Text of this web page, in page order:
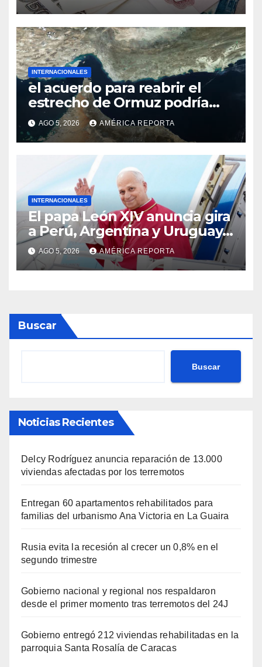
INTERNACIONALES
el acuerdo para reabrir el
estrecho de Ormuz podría
concretarse esta semana
AGO 5, 2026 AMÉRICA REPORTA
INTERNACIONALES
El papa León XIV anuncia gira
a Perú, Argentina y Uruguay
en noviembre
AGO 5, 2026 AMÉRICA REPORTA
Buscar
Buscar
Noticias Recientes
Delcy Rodríguez anuncia reparación de 13.000
viviendas afectadas por los terremotos
Entregan 60 apartamentos rehabilitados para
familias del urbanismo Ana Victoria en La Guaira
Rusia evita la recesión al crecer un 0,8% en el
segundo trimestre
Gobierno nacional y regional nos respaldaron
desde el primer momento tras terremotos del 24J
Gobierno entregó 212 viviendas rehabilitadas en la
parroquia Santa Rosalía de Caracas